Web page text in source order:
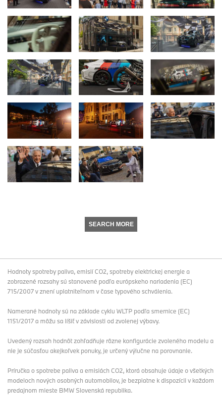
SEARCH MORE
Hodnoty spotreby paliva, emisií CO2, spotreby elektrickej energie a
zobrazené rozsahy sú stanovené podľa európskeho nariadenia (EC)
715/2007 v znení uplatniteľnom v čase typového schválenia.
Namerané hodnoty sú na základe cyklu WLTP podľa smernice (EC)
1151/2017 a môžu sa líšiť v závislosti od zvolenej výbavy.
Uvedený rozsah hodnôt zohľadňuje rôzne konfigurácie zvoleného modelu a
nie je súčasťou akejkoľvek ponuky, je určený výlučne na porovnanie.
Príručka o spotrebe paliva a emisiách CO2, ktorá obsahuje údaje o všetkých
modeloch nových osobných automobilov, je bezplatne k dispozícii v každom
predajnom mieste BMW Slovenská republika.